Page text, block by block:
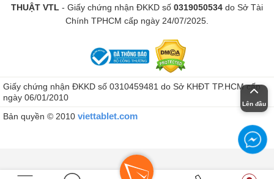
THUẬT VTL - Giấy chứng nhận ĐKKD số 0319050534 do Sở Tài
Chính TPHCM cấp ngày 24/07/2025.
Giấy chứng nhận ĐKKD số 0310459481 do Sở KHĐT TP.HCM cấp
ngày 06/01/2010
Bản quyền © 2010 viettablet.com
Lên đầu